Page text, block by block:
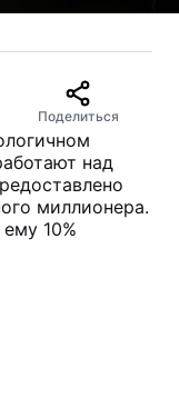
Поделиться
над
миллионера.
10%